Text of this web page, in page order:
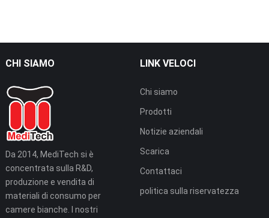
CHI SIAMO
Da 2014, MediTech si è
concentrata sulla R&D,
produzione e vendita di
materiali di consumo per
camere bianche. I nostri
LINK VELOCI
Chi siamo
Prodotti
Notizie aziendali
Scarica
Contattaci
politica sulla riservatezza